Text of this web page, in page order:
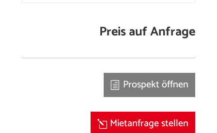
Preis auf Anfrage
Prospekt öffnen
Mietanfrage stellen